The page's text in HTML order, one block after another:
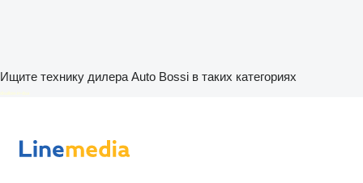
Ищите технику дилера Auto Bossi в таких категориях
disallow-in-dsa